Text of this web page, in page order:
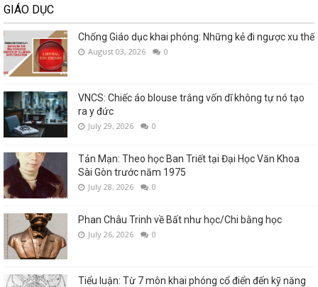
GIÁO DỤC
Chống Giáo dục khai phóng: Những kẻ đi ngược xu thế
August 03, 2026 0
VNCS: Chiếc áo blouse trắng vốn dĩ không tự nó tạo
ra y đức
July 29, 2026 0
Tản Mạn: Theo học Ban Triết tại Đại Học Văn Khoa
Sài Gòn trước năm 1975
July 28, 2026 0
Phan Châu Trinh về Bất như học/Chi bằng học
July 26, 2026 0
Tiểu luận: Từ 7 môn khai phóng cổ điển đến kỹ năng